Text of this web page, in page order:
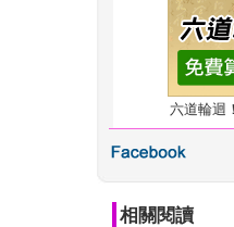
六道輪迴
相關閱讀